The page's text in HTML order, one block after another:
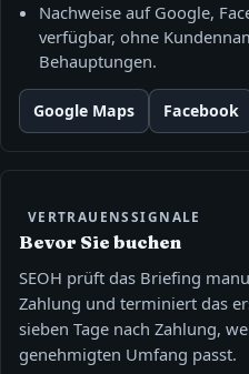
Nachweise auf Google,
verfügbar, ohne
Behauptungen.
Google Maps Facebook
VERTRAUENSSIGNALE
Bevor Sie buchen
SEOH prüft das Briefing
Zahlung und terminiert das
sieben Tage nach Zahlung,
genehmigten Umfang passt.